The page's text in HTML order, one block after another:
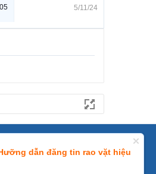
dẫn đăng tin rao vặt hiệu
5/11/24